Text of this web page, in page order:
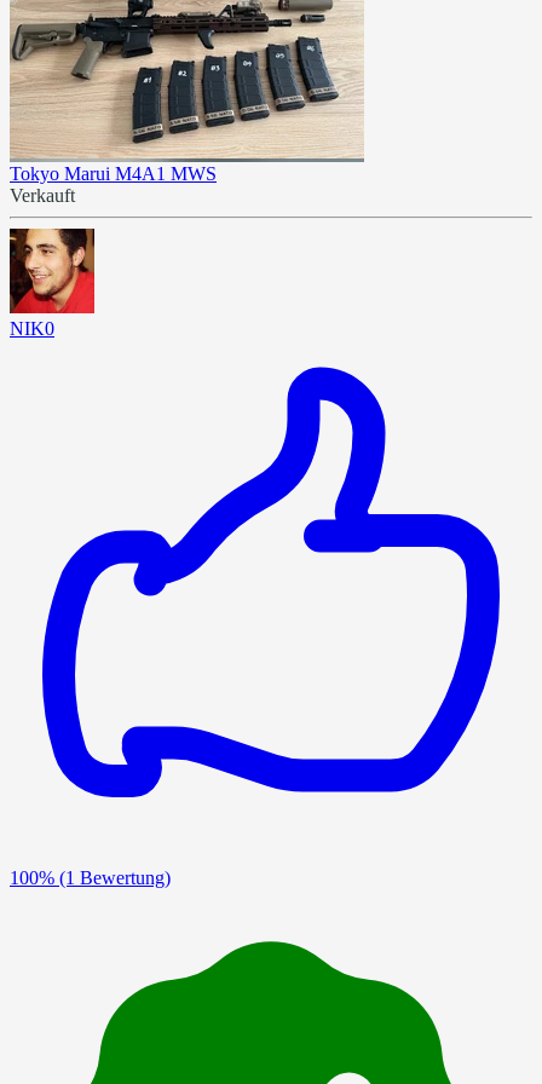
Tokyo Marui M4A1 MWS
Verkauft
NIK0
100% (1 Bewertung)